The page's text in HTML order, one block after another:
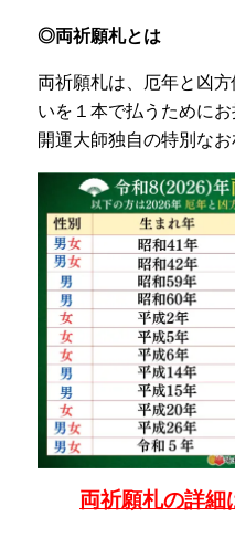
◎両祈願札とは
両祈願札は、厄年と凶
いを１本で払うために
開運大師独自の特別なお
両祈願札の詳細